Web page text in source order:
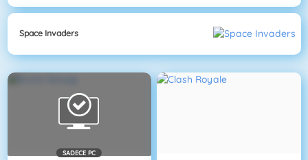
Space Invaders
SADECE PC